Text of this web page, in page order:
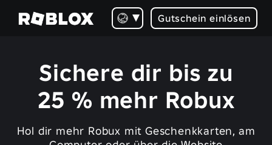
Gutschein einlösen
Sichere dir bis zu
25 % mehr Robux
Hol dir mehr Robux mit Geschenkkarten, am